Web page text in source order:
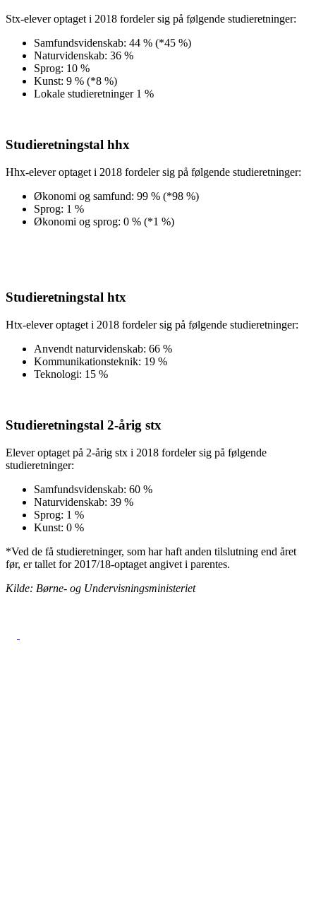
Stx-elever optaget i 2018 fordeler sig på følgende studieretninger:
Samfundsvidenskab: 44 % (*45 %)
Naturvidenskab: 36 %
Sprog: 10 %
Kunst: 9 % (*8 %)
Lokale studieretninger 1 %
Studieretningstal hhx
Hhx-elever optaget i 2018 fordeler sig på følgende studieretninger:
Økonomi og samfund: 99 % (*98 %)
Sprog: 1 %
Økonomi og sprog: 0 % (*1 %)
Studieretningstal htx
Htx-elever optaget i 2018 fordeler sig på følgende studieretninger:
Anvendt naturvidenskab: 66 %
Kommunikationsteknik: 19 %
Teknologi: 15 %
Studieretningstal 2-årig stx
Elever optaget på 2-årig stx i 2018 fordeler sig på følgende
studieretninger:
Samfundsvidenskab: 60 %
Naturvidenskab: 39 %
Sprog: 1 %
Kunst: 0 %
*Ved de få studieretninger, som har haft anden tilslutning end året
før, er tallet for 2017/18-optaget angivet i parentes.
Kilde: Børne- og Undervisningsministeriet